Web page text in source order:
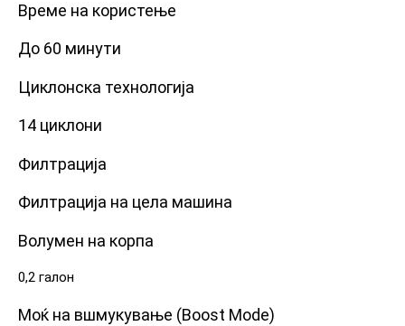
Време на користење
До 60 минути
Циклонска технологија
14 циклони
Филтрација
Филтрација на цела машина
Волумен на корпа
0,2 галон
Моќ на вшмукување (Boost Mode)